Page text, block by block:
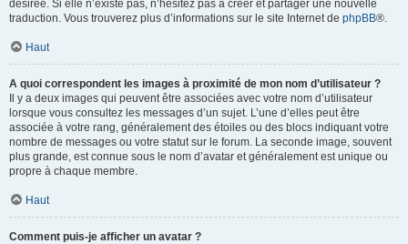
désirée. Si elle n’existe pas, n’hésitez pas à créer et partager une nouvelle
traduction. Vous trouverez plus d’informations sur le site Internet de phpBB®.
Haut
A quoi correspondent les images à proximité de mon nom d’utilisateur ?
Il y a deux images qui peuvent être associées avec votre nom d’utilisateur
lorsque vous consultez les messages d’un sujet. L’une d’elles peut être
associée à votre rang, généralement des étoiles ou des blocs indiquant votre
nombre de messages ou votre statut sur le forum. La seconde image, souvent
plus grande, est connue sous le nom d’avatar et généralement est unique ou
propre à chaque membre.
Haut
Comment puis-je afficher un avatar ?